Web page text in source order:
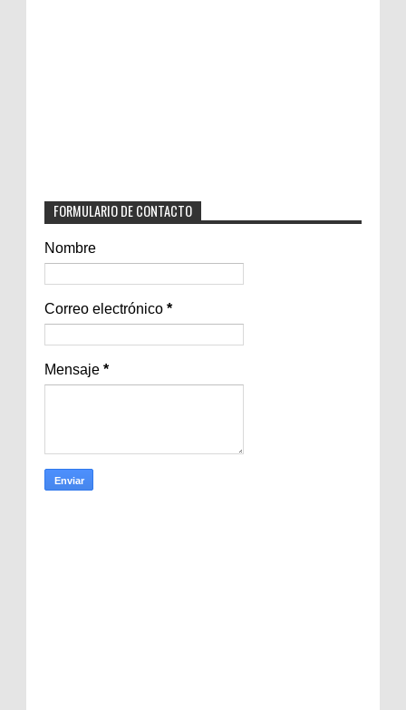
FORMULARIO DE CONTACTO
Nombre
Correo electrónico *
Mensaje *